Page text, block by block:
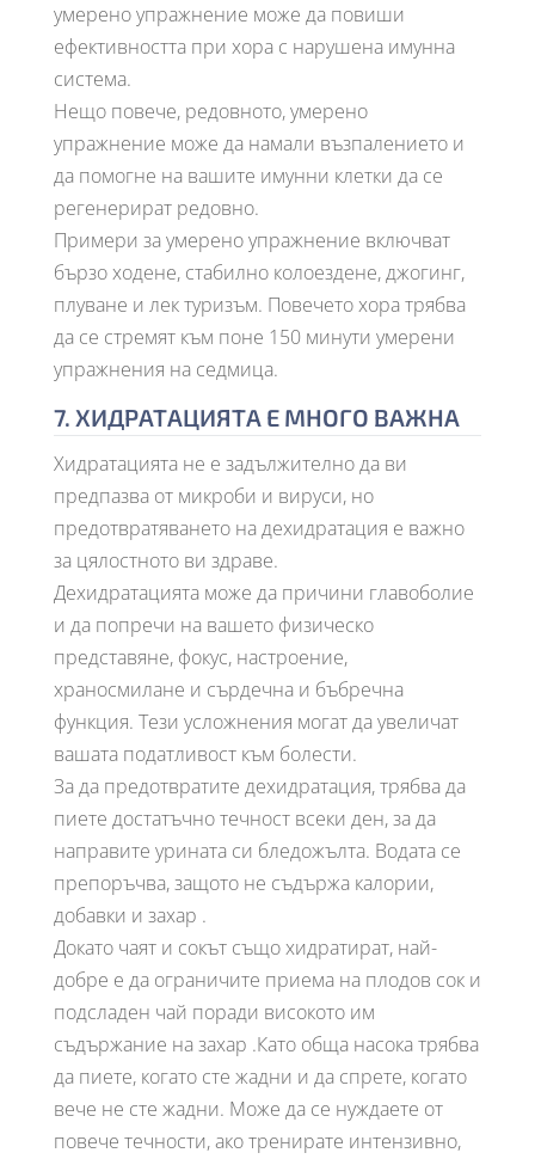
умерено упражнение може да повиши
ефективността при хора с нарушена имунна
система.
Нещо повече, редовното, умерено
упражнение може да намали възпалението и
да помогне на вашите имунни клетки да се
регенерират редовно.
Примери за умерено упражнение включват
бързо ходене, стабилно колоездене, джогинг,
плуване и лек туризъм. Повечето хора трябва
да се стремят към поне 150 минути умерени
упражнения на седмица.
7. ХИДРАТАЦИЯТА Е МНОГО ВАЖНА
Хидратацията не е задължително да ви
предпазва от микроби и вируси, но
предотвратяването на дехидратация е важно
за цялостното ви здраве.
Дехидратацията може да причини главоболие
и да попречи на вашето физическо
представяне, фокус, настроение,
храносмилане и сърдечна и бъбречна
функция. Тези усложнения могат да увеличат
вашата податливост към болести.
За да предотвратите дехидратация, трябва да
пиете достатъчно течност всеки ден, за да
направите урината си бледожълта. Водата се
препоръчва, защото не съдържа калории,
добавки и захар .
Докато чаят и сокът също хидратират, най-
добре е да ограничите приема на плодов сок и
подсладен чай поради високото им
съдържание на захар .Като обща насока трябва
да пиете, когато сте жадни и да спрете, когато
вече не сте жадни. Може да се нуждаете от
повече течности, ако тренирате интензивно,